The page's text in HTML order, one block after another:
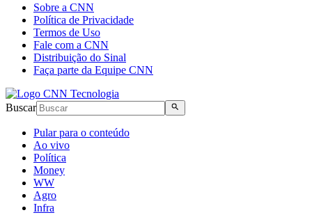
Sobre a CNN
Política de Privacidade
Termos de Uso
Fale com a CNN
Distribuição do Sinal
Faça parte da Equipe CNN
Buscar
Pular para o conteúdo
Ao vivo
Política
Money
WW
Agro
Infra